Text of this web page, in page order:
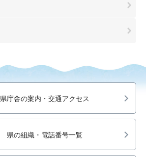
県庁舎の案内・交通アクセス
県の組織・電話番号一覧